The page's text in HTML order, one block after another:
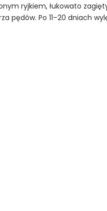
ryjkiem, łukowato
pędów. Po 11–20 dniach